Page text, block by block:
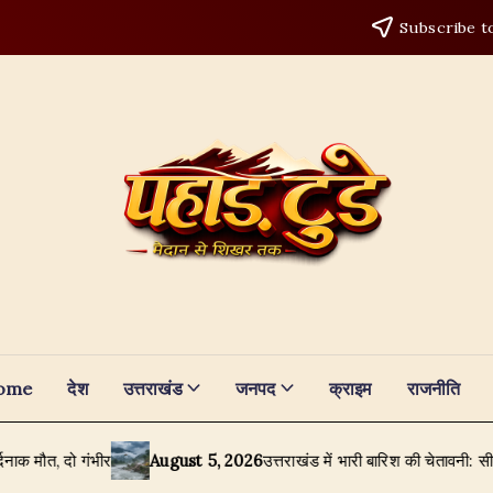
Subscribe
देश उत्तराखंड जनपद क्राइम राजनीति
August 5, 2026उत्तराखंड में भारी बारिश की चेतावनी: सीएम पुष्कर सिंह